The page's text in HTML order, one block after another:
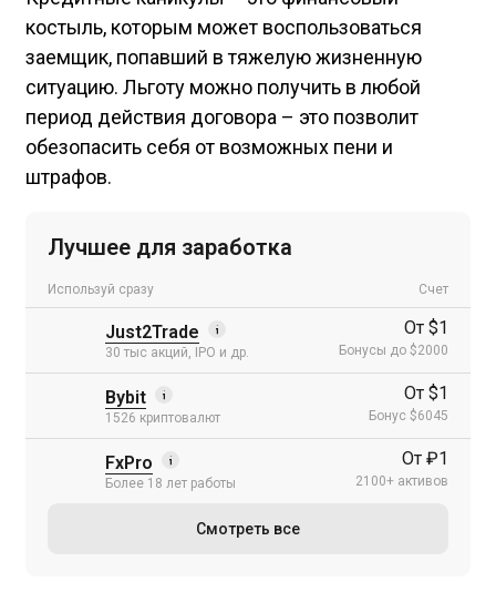
костыль, которым может воспользоваться
заемщик, попавший в тяжелую жизненную
ситуацию. Льготу можно получить в любой
период действия договора – это позволит
обезопасить себя от возможных пени и
штрафов.
Лучшее для заработка
Используй сразу Счет
Just2Trade
30 тыс акций, IPO и др.
От $1
Бонусы до $2000
Bybit
1526 криптовалют
От $1
Бонус $6045
FxPro
Более 18 лет работы
От ₽1
2100+ активов
Смотреть все